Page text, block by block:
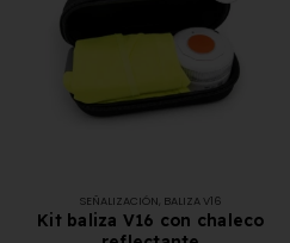
SEÑALIZACIÓN BALIZA V16
Kit baliza V16 con chaleco